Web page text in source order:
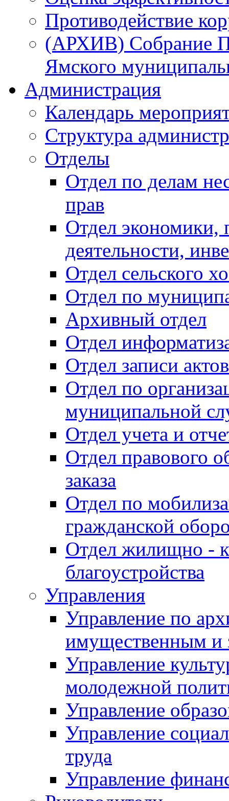
Противодействие
(АРХИВ) Собрание
Ямского
Администрация
Календарь
Структура
Отделы
Отдел по делам
прав
Отдел экономики,
деятельности,
Отдел сельского
Отдел по
Архивный отдел
Отдел
Отдел записи
Отдел по
муниципальной
Отдел учета и
Отдел правового
заказа
Отдел по
гражданской
Отдел жилищно -
благоустройства
Управления
Управление по
имущественным и
Управление
молодежной
Управление
Управление
труда
Управление